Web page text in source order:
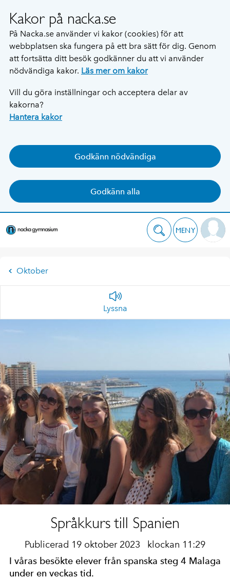
Kakor på nacka.se
På Nacka.se använder vi kakor (cookies) för att
webbplatsen ska fungera på ett bra sätt för dig. Genom
att fortsätta ditt besök godkänner du att vi använder
nödvändiga kakor. Läs mer om kakor
Vill du göra inställningar och acceptera delar av
kakorna?
Hantera kakor
Godkänn nödvändiga
Godkänn alla
MENY
Oktober
Lyssna
Språkkurs till Spanien
Publicerad 19 oktober 2023 klockan 11:29
I våras besökte elever från spanska steg 4 Malaga
under en veckas tid.